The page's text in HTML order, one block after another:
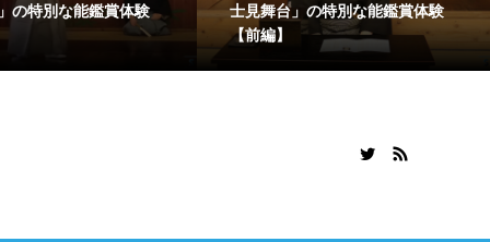
の特別な能鑑賞体験
士見舞台」の特別な能鑑賞体験
【前編】